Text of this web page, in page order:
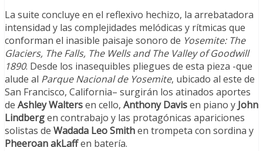
La suite concluye en el reflexivo hechizo, la arrebatadora
intensidad y las complejidades melódicas y rítmicas que
conforman el inasible paisaje sonoro de Yosemite: The
Glaciers, The Falls, The Wells and The Valley of Goodwill
1890. Desde los inasequibles pliegues de esta pieza -que
alude al Parque Nacional de Yosemite, ubicado al este de
San Francisco, California– surgirán los atinados aportes
de Ashley Waltersen cello, Anthony Davisen piano y John
Lindbergen contrabajo y las protagónicas apariciones
solistas de Wadada Leo Smithen trompeta con sordina y
Pheeroan akLaffen batería.